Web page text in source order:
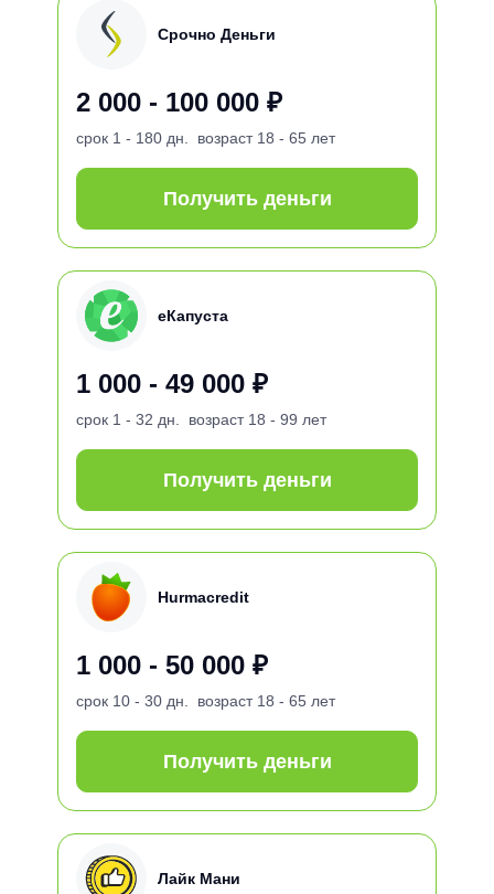
Срочно Деньги
2 000 - 100 000 ₽
срок 1 - 180 дн. возраст 18 - 65 лет
Получить деньги
еКапуста
1 000 - 49 000 ₽
срок 1 - 32 дн. возраст 18 - 99 лет
Получить деньги
Hurmacredit
1 000 - 50 000 ₽
срок 10 - 30 дн. возраст 18 - 65 лет
Получить деньги
Лайк Мани